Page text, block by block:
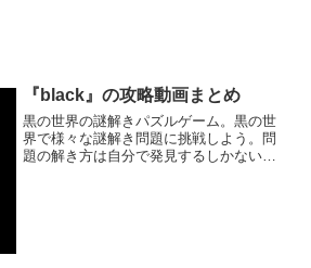
『black』の攻略動画まとめ
黒の世界の謎解きパズルゲーム。黒の世
界で様々な謎解き問題に挑戦しよう。問
題の解き方は自分で発見するしかない。